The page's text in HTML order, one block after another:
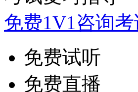
免费1V1咨询
免费试听
免费直播